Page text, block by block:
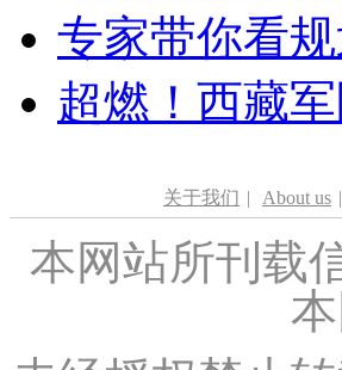
专家带你看
超燃！西藏
关于我们 | About us |
本网站所刊载